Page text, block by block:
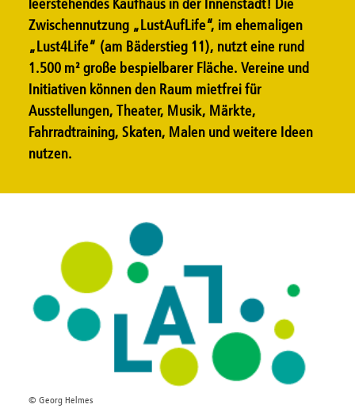
leerstehendes Kaufhaus in der Innenstadt! Die
Zwischennutzung „LustAufLife“, im ehemaligen
„Lust4Life“ (am Bäderstieg 11), nutzt eine rund
1.500 m² große bespielbarer Fläche. Vereine und
Initiativen können den Raum mietfrei für
Ausstellungen, Theater, Musik, Märkte,
Fahrradtraining, Skaten, Malen und weitere Ideen
nutzen.
© Georg Helmes